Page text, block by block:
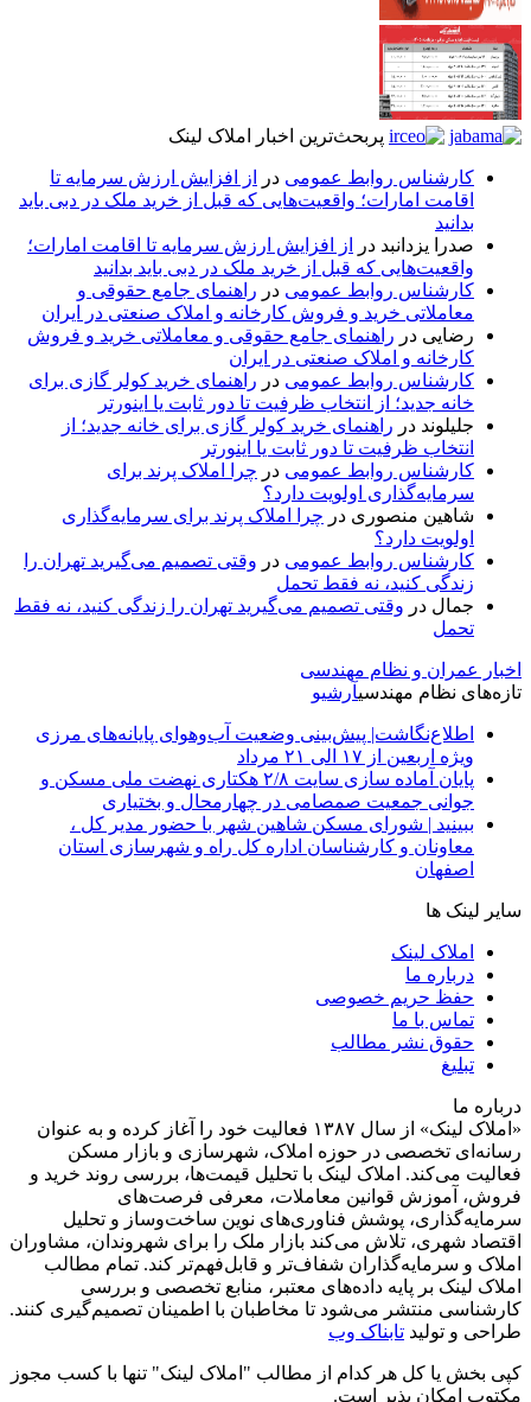
پربحث‌ترین اخبار املاک لینک
کارشناس روابط عمومی در
از افزایش ارزش سرمایه تا
اقامت امارات؛ واقعیت‌هایی که قبل از خرید ملک در دبی باید
بدانید
صدرا یزدانبد در
از افزایش ارزش سرمایه تا اقامت امارات؛
واقعیت‌هایی که قبل از خرید ملک در دبی باید بدانید
کارشناس روابط عمومی در راهنمای جامع حقوقی و
معاملاتی خرید و فروش کارخانه و املاک صنعتی در ایران
رضایی در راهنمای جامع حقوقی و معاملاتی خرید و فروش
کارخانه و املاک صنعتی در ایران
کارشناس روابط عمومی در راهنمای خرید کولر گازی برای
خانه جدید؛ از انتخاب ظرفیت تا دور ثابت یا اینورتر
جلیلوند در راهنمای خرید کولر گازی برای خانه جدید؛ از
انتخاب ظرفیت تا دور ثابت یا اینورتر
کارشناس روابط عمومی در چرا املاک پرند برای
سرمایه‌گذاری اولویت دارد؟
شاهین منصوری در چرا املاک پرند برای سرمایه‌گذاری
اولویت دارد؟
کارشناس روابط عمومی در وقتی تصمیم می‌گیرید تهران را
زندگی کنید، نه فقط تحمل
جمال در وقتی تصمیم می‌گیرید تهران را زندگی کنید، نه فقط
تحمل
اخبار عمران و نظام مهندسی
تازه‌های نظام مهندسیآرشیو
اطلاع‌نگاشت| پیش‌بینی وضعیت آب‌وهوای پایانه‌های مرزی
ویژه اربعین از ۱۷ الی ۲۱ مرداد
پایان آماده‌ سازی سایت ۲/۸ هکتاری نهضت ملی مسکن و
جوانی جمعیت صمصامی در چهارمحال و بختیاری
ببینید | شورای مسکن شاهین شهر با حضور مدیر کل ،
معاونان و کارشناسان اداره کل راه و شهرسازی استان
اصفهان
سایر لینک ها
املاک لینک
درباره ما
حفظ حریم خصوصی
تماس با ما
حقوق نشر مطالب
تبلیغ
درباره ما
«املاک لینک» از سال ۱۳۸۷ فعالیت خود را آغاز کرده و به عنوان
رسانه‌ای تخصصی در حوزه املاک، شهرسازی و بازار مسکن
فعالیت می‌کند. املاک لینک با تحلیل قیمت‌ها، بررسی روند خرید و
فروش، آموزش قوانین معاملات، معرفی فرصت‌های
سرمایه‌گذاری، پوشش فناوری‌های نوین ساخت‌وساز و تحلیل
اقتصاد شهری، تلاش می‌کند بازار ملک را برای شهروندان، مشاوران
املاک و سرمایه‌گذاران شفاف‌تر و قابل‌فهم‌تر کند. تمام مطالب
املاک لینک بر پایه داده‌های معتبر، منابع تخصصی و بررسی
کارشناسی منتشر می‌شود تا مخاطبان با اطمینان تصمیم‌گیری کنند.
طراحی و تولید تابناک وب
کپی بخش یا کل هر کدام از مطالب "املاک لینک" تنها با کسب مجوز
مکتوب امکان پذیر است.